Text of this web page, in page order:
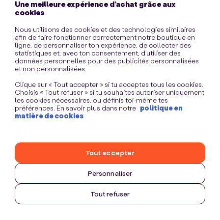
Une meilleure expérience d’achat grâce aux
cookies
Nous utilisons des cookies et des technologies similaires
afin de faire fonctionner correctement notre boutique en
ligne, de personnaliser ton expérience, de collecter des
statistiques et, avec ton consentement, d’utiliser des
données personnelles pour des publicités personnalisées
et non personnalisées.
Clique sur « Tout accepter » si tu acceptes tous les cookies.
Choisis « Tout refuser » si tu souhaites autoriser uniquement
les cookies nécessaires, ou définis toi-même tes
préférences. En savoir plus dans notre politique en
matière de cookies
Personnaliser
Tout refuser
Tout accepter